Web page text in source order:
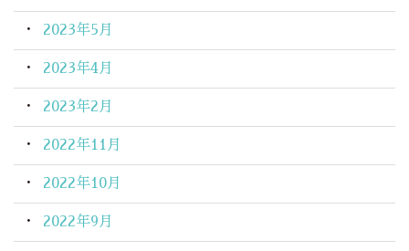
2023年5月
2023年4月
2023年2月
2022年11月
2022年10月
2022年9月